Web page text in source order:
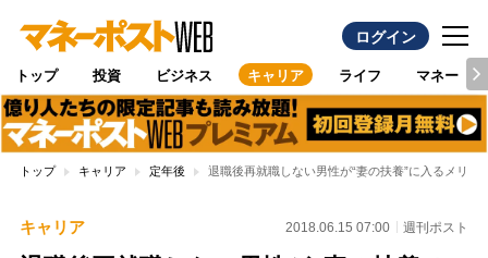
ログイン
トップ 投資 ビジネス キャリア ライフ マネー
トップ キャリア 定年後 退職後再就職しない男性が“妻の扶養”に入るメリッ
キャリア 2018.06.15 07:00 週刊ポスト